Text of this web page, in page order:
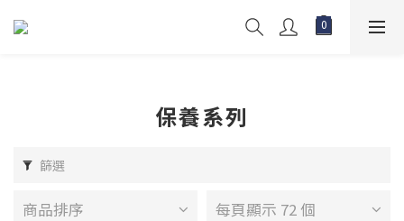
保養系列
篩選
商品排序 每頁顯示 72 個